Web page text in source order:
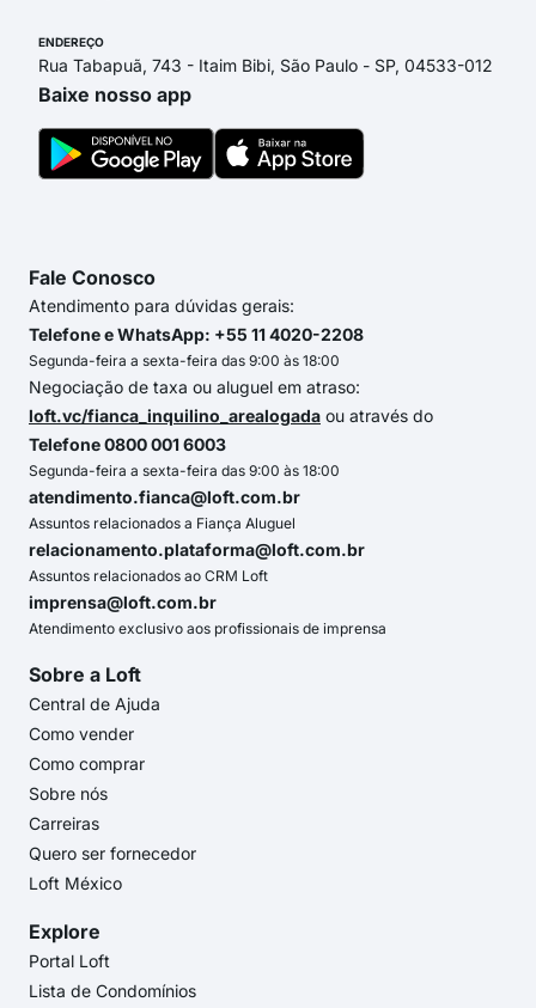
ENDEREÇO
Rua Tabapuã, 743 - Itaim Bibi, São Paulo - SP, 04533-012
Baixe nosso app
Fale Conosco
Atendimento para dúvidas gerais:
Telefone e WhatsApp: +55 11 4020-2208
Segunda-feira a sexta-feira das 9:00 às 18:00
Negociação de taxa ou aluguel em atraso:
loft.vc/fianca_inquilino_arealogada ou através do
Telefone 0800 001 6003
Segunda-feira a sexta-feira das 9:00 às 18:00
atendimento.fianca@loft.com.br
Assuntos relacionados a Fiança Aluguel
relacionamento.plataforma@loft.com.br
Assuntos relacionados ao CRM Loft
imprensa@loft.com.br
Atendimento exclusivo aos profissionais de imprensa
Sobre a Loft
Central de Ajuda
Como vender
Como comprar
Sobre nós
Carreiras
Quero ser fornecedor
Loft México
Explore
Portal Loft
Lista de Condomínios